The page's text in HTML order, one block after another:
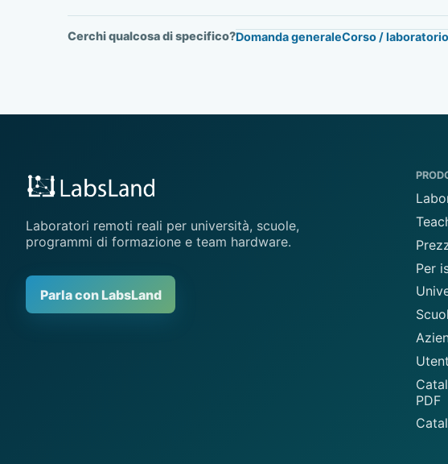
Cerchi qualcosa di specifico?Domanda generaleCorso / laboratorio
Laboratori remoti reali per università, scuole,
programmi di formazione e team hardware.
Parla con LabsLand
Per
PDF